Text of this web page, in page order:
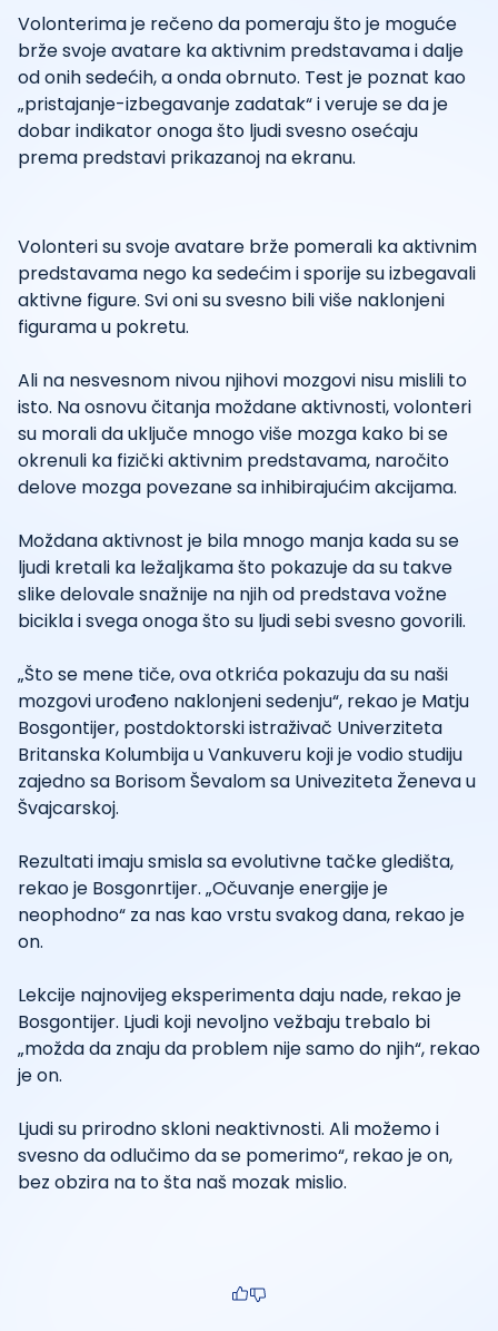
Volonterima je rečeno da pomeraju što je moguće
brže svoje avatare ka aktivnim predstavama i dalje
od onih sedećih, a onda obrnuto. Test je poznat kao
„pristajanje-izbegavanje zadatak“ i veruje se da je
dobar indikator onoga što ljudi svesno osećaju
prema predstavi prikazanoj na ekranu.
Volonteri su svoje avatare brže pomerali ka aktivnim
predstavama nego ka sedećim i sporije su izbegavali
aktivne figure. Svi oni su svesno bili više naklonjeni
figurama u pokretu.
Ali na nesvesnom nivou njihovi mozgovi nisu mislili to
isto. Na osnovu čitanja moždane aktivnosti, volonteri
su morali da uključe mnogo više mozga kako bi se
okrenuli ka fizički aktivnim predstavama, naročito
delove mozga povezane sa inhibirajućim akcijama.
Moždana aktivnost je bila mnogo manja kada su se
ljudi kretali ka ležaljkama što pokazuje da su takve
slike delovale snažnije na njih od predstava vožne
bicikla i svega onoga što su ljudi sebi svesno govorili.
„Što se mene tiče, ova otkrića pokazuju da su naši
mozgovi urođeno naklonjeni sedenju“, rekao je Matju
Bosgontijer, postdoktorski istraživač Univerziteta
Britanska Kolumbija u Vankuveru koji je vodio studiju
zajedno sa Borisom Ševalom sa Univeziteta Ženeva u
Švajcarskoj.
Rezultati imaju smisla sa evolutivne tačke gledišta,
rekao je Bosgonrtijer. „Očuvanje energije je
neophodno“ za nas kao vrstu svakog dana, rekao je
on.
Lekcije najnovijeg eksperimenta daju nade, rekao je
Bosgontijer. Ljudi koji nevoljno vežbaju trebalo bi
„možda da znaju da problem nije samo do njih“, rekao
je on.
Ljudi su prirodno skloni neaktivnosti. Ali možemo i
svesno da odlučimo da se pomerimo“, rekao je on,
bez obzira na to šta naš mozak mislio.